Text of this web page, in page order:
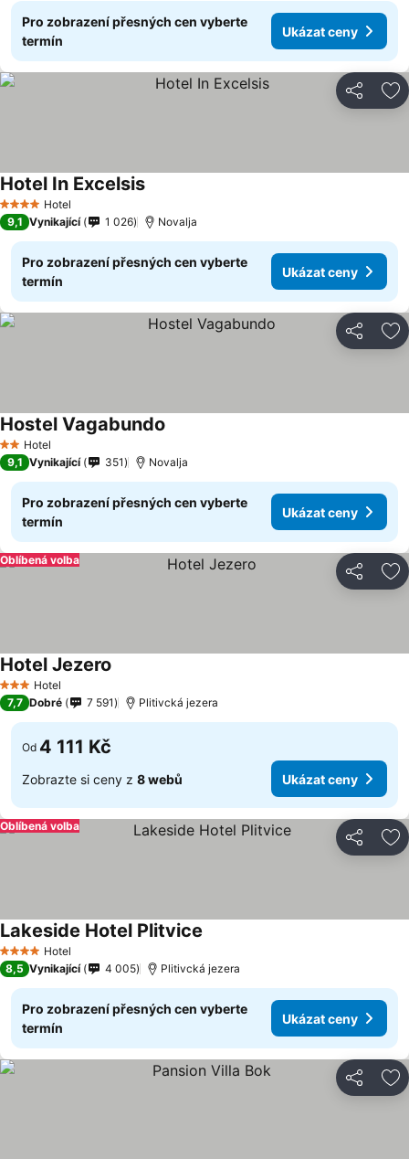
Pro zobrazení přesných cen vyberte
termín
Ukázat ceny
Sdílet
4 Počet hvězdiček
Hotel
Hotel In ExcelsisUkázat ceny
9,1 Vynikající 1 026 Novalja
Pro zobrazení přesných cen vyberte
termín
Ukázat ceny
Sdílet
2 Počet hvězdiček
Hotel
Hostel Vagabundo
9,1 Vynikající 351 Novalja
Pro zobrazení přesných cen vyberte
termín
Ukázat ceny
Sdílet
Oblíbená volba
3 Počet hvězdiček
Hotel
Hotel Jezero
7,7 Dobré 7 591 Plitivcká jezera
Od 4 111 Kč
Zobrazte si ceny z 8 webů Ukázat ceny
Sdílet
Oblíbená volba
4 Počet hvězdiček
Hotel
Lakeside Hotel Plitvice
8,5 Vynikající 4 005 Plitivcká jezera
Pro zobrazení přesných cen vyberte
termín
Ukázat ceny
Sdílet